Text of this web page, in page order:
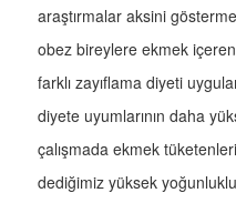
araştırmalar aksini
obez bireylere ekmek
farklı zayıflama diyeti
diyete uyumlarının daha
çalışmada ekmek
dediğimiz yüksek